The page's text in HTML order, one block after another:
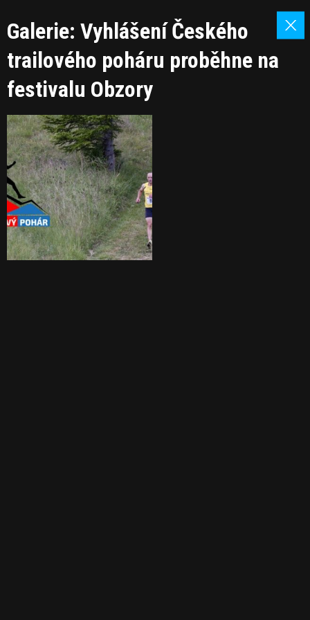
Galerie: Vyhlášení Českého
trailového poháru proběhne na
festivalu Obzory